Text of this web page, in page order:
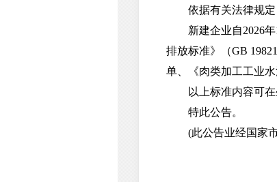
依据有关法律规定
新建企业自2026年1
排放标准》（GB
单、《肉类加工工业水
以上标准内容可在生
特此公告。
(此公告业经国家市